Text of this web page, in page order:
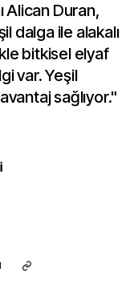
Alican Duran,
dalga ile alakalı
bitkisel elyaf
var. Yeşil
sağlıyor."